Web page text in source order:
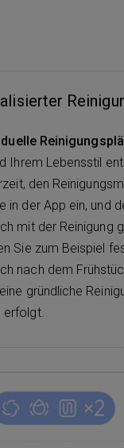
Ihrem Lebensstil
den
in der App ein, und
mit der Reinigung
Sie zum Beispiel
nach dem
gründliche
erfolgt.